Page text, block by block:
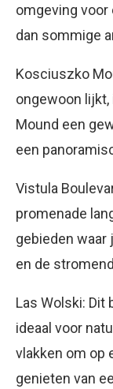
omgeving voor
dan sommige
Kosciuszko
ongewoon
Mound een
een
Vistula
promenade
gebieden
en de
Las Wolski: Dit
ideaal voor
vlakken om op
genieten van